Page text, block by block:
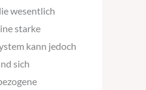
wesentlich
starke
kann jedoch
sich